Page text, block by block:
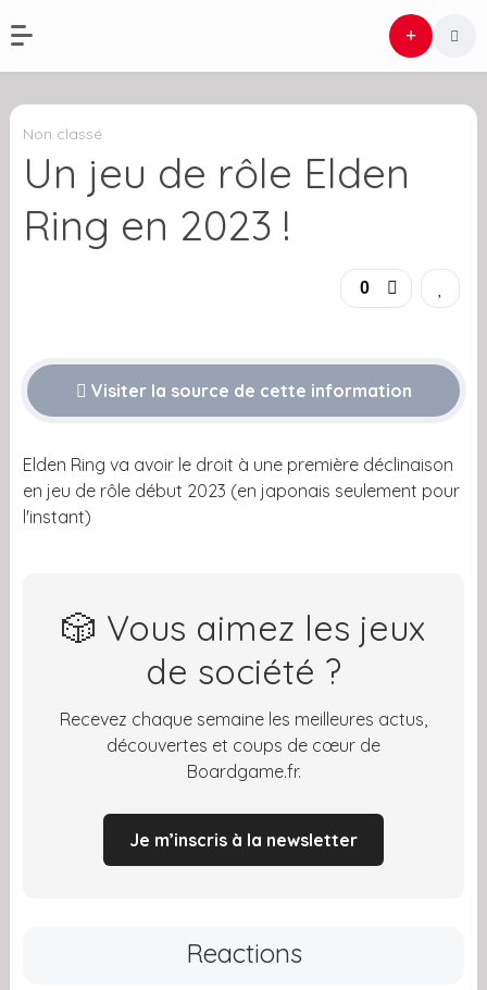
Non classé
Un jeu de rôle Elden
Ring en 2023 !
0
Visiter la source de cette information
Elden Ring va avoir le droit à une première déclinaison
en jeu de rôle début 2023 (en japonais seulement pour
l'instant)
🎲 Vous aimez les jeux
de société ?
Recevez chaque semaine les meilleures actus,
découvertes et coups de cœur de
Boardgame.fr.
Je m’inscris à la newsletter
Reactions